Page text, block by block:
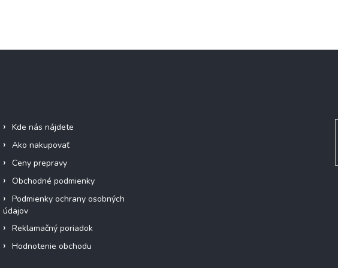
Kde nás nájdete
Ako nakupovať
Ceny prepravy
Obchodné podmienky
Podmienky ochrany osobných
údajov
Reklamačný poriadok
Hodnotenie obchodu